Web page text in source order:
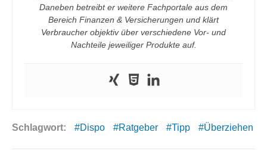
Daneben betreibt er weitere Fachportale aus dem
Bereich Finanzen & Versicherungen und klärt
Verbraucher objektiv über verschiedene Vor- und
Nachteile jeweiliger Produkte auf.
Schlagwort: Dispo Ratgeber Tipp Überziehen